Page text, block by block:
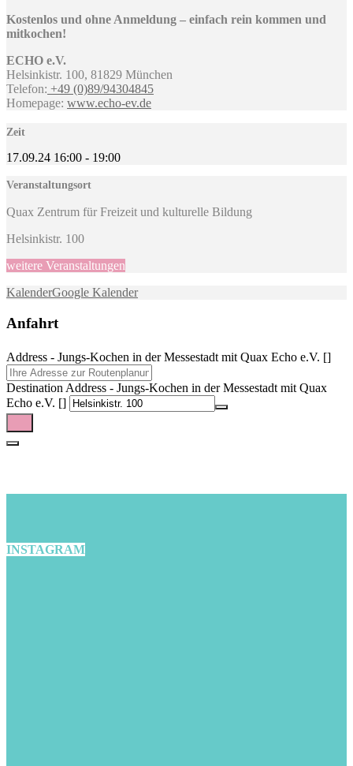
Kostenlos und ohne Anmeldung – einfach rein kommen und
mitkochen!
ECHO e.V.
Helsinkistr. 100, 81829 München
Telefon: +49 (0)89/94304845
Homepage: www.echo-ev.de
Zeit
17.09.24 16:00 - 19:00
Veranstaltungsort
Quax Zentrum für Freizeit und kulturelle Bildung
Helsinkistr. 100
weitere Veranstaltungen
KalenderGoogle Kalender
Anfahrt
Address - Jungs-Kochen in der Messestadt mit Quax Echo e.V. []
Destination Address - Jungs-Kochen in der Messestadt mit Quax
Echo e.V. []
INSTAGRAM